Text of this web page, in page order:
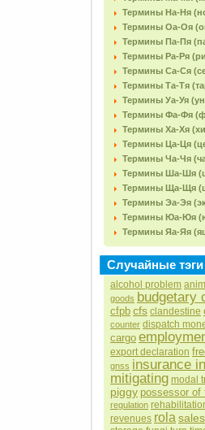
Термины На-Ня
Термины Оа-Оя
Термины Па-Пя
Термины Ра-Ря
Термины Са-Ся
Термины Та-Тя
Термины Уа-Уя
Термины Фа-Фя
Термины Ха-Хя
Термины Ца-Ця
Термины Ча-Чя
Термины Ша-Шя
Термины Ща-Щя
Термины Эа-Эя
Термины Юа-Юя
Термины Яа-Яя
Случайные
alcohol problem
goods budgetary
cfpb cfs clandestine
counter dispatch
cargo
export declaration
gnss insurance
mitigating modal
piggy possessor of
regulation
revenues rola